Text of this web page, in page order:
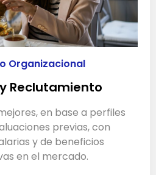
Organizacional
Reclutamiento
en base a perfiles
previas, con
y de beneficios
en el mercado.